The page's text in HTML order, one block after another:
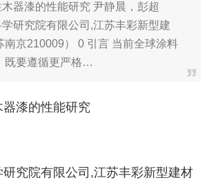
器漆的性能研究 尹静晨，彭超
学研究院有限公司,江苏丰彩新型建
南京210009） 0 引言 当前全球涂料
既要遵循更严格…
漆的性能研究
研究院有限公司,江苏丰彩新型建材